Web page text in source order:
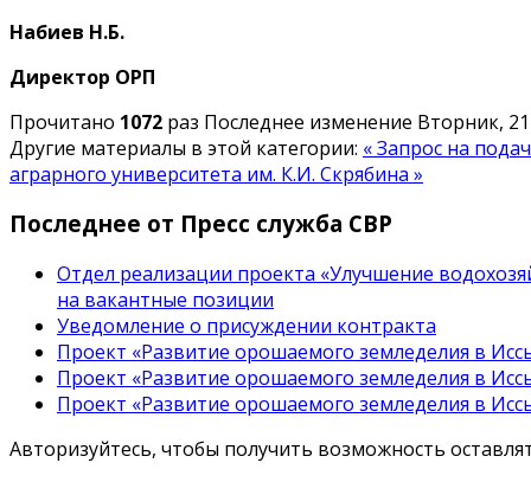
Набиев Н.Б.
Директор ОРП
Прочитано 1072 раз Последнее изменение Вторник,
Другие материалы в этой категории: « Запрос на
аграрного университета им. К.И. Скрябина »
Последнее от Пресс служба СВР
Отдел реализации проекта «Улучшение
на вакантные позиции
Уведомление о присуждении контракта
Проект «Развитие орошаемого земледелия в
Проект «Развитие орошаемого земледелия в
Проект «Развитие орошаемого земледелия в
Авторизуйтесь, чтобы получить возможность